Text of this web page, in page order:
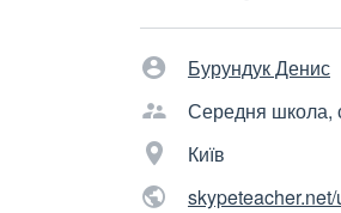
Бурундук Денис
Середня школа,
Київ